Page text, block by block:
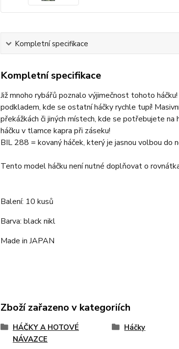
Kompletní specifikace
Kompletní specifikace
Již mnoho rybářů poznalo výjimečnost tohoto
podkladem, kde se ostatní háčky rychle tupí!
překážkách či jiných místech, kde se potřebujete
háčku v tlamce kapra při záseku!
BIL 288 = kovaný háček, který je jasnou volbou do
Tento model háčku není nutné doplňovat o
Balení: 10 kusů
Barva: black nikl
Made in JAPAN
Zboží zařazeno v kategoriích
HÁČKY A HOTOVÉ
NÁVAZCE
Háčky